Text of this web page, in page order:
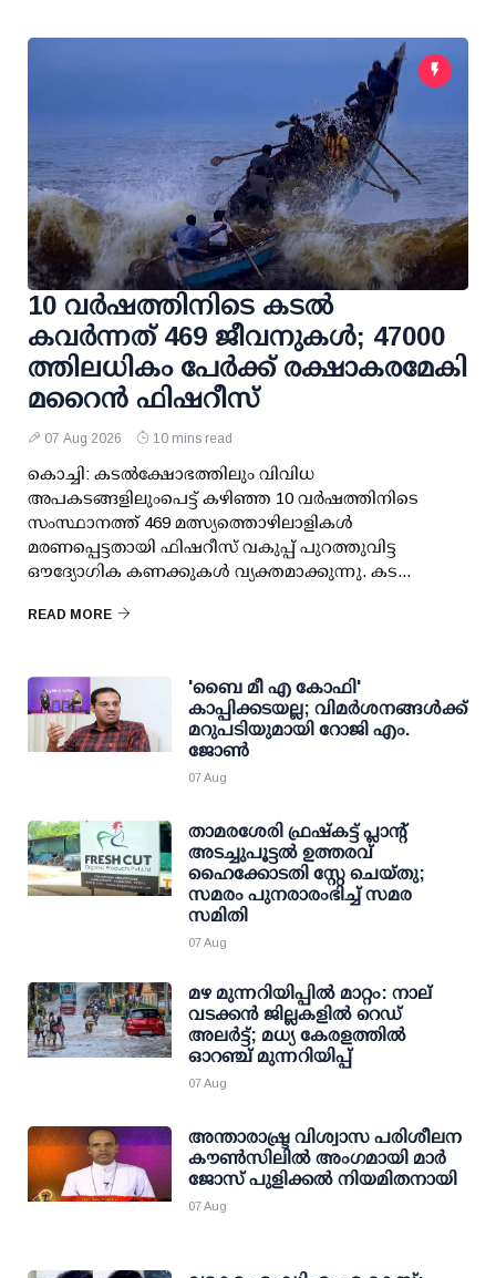
10 വര്‍ഷത്തിനിടെ കടല്‍
കവര്‍ന്നത് 469 ജീവനുകള്‍; 47000
ത്തിലധികം പേര്‍ക്ക് രക്ഷാകരമേകി
മറൈന്‍ ഫിഷറീസ്
07 Aug 2026 10 mins read
കൊച്ചി: കടല്‍ക്ഷോഭത്തിലും വിവിധ
അപകടങ്ങളിലുംപെട്ട് കഴിഞ്ഞ 10 വര്‍ഷത്തിനിടെ
സംസ്ഥാനത്ത് 469 മത്സ്യത്തൊഴിലാളികള്‍
മരണപ്പെട്ടതായി ഫിഷറീസ് വകുപ്പ് പുറത്തുവിട്ട
ഔദ്യോഗിക കണക്കുകള്‍ വ്യക്തമാക്കുന്നു. കട...
READ MORE
'ബൈ മീ എ കോഫി'
കാപ്പിക്കടയല്ല; വിമര്‍ശനങ്ങള്‍ക്ക്
മറുപടിയുമായി റോജി എം.
ജോണ്‍
07 Aug
താമരശേരി ഫ്രഷ്കട്ട് പ്ലാന്റ്
അടച്ചുപൂട്ടൽ ഉത്തരവ്
ഹൈക്കോടതി സ്റ്റേ ചെയ്തു;
സമരം പുനരാരംഭിച്ച് സമര
സമിതി
07 Aug
മഴ മുന്നറിയിപ്പില്‍ മാറ്റം: നാല്
വടക്കന്‍ ജില്ലകളില്‍ റെഡ്
അലര്‍ട്ട്; മധ്യ കേരളത്തില്‍
ഓറഞ്ച് മുന്നറിയിപ്പ്
07 Aug
അന്താരാഷ്ട്ര വിശ്വാസ പരിശീലന
കൗണ്‍സിലില്‍ അംഗമായി മാര്‍
ജോസ് പുളിക്കല്‍ നിയമിതനായി
07 Aug